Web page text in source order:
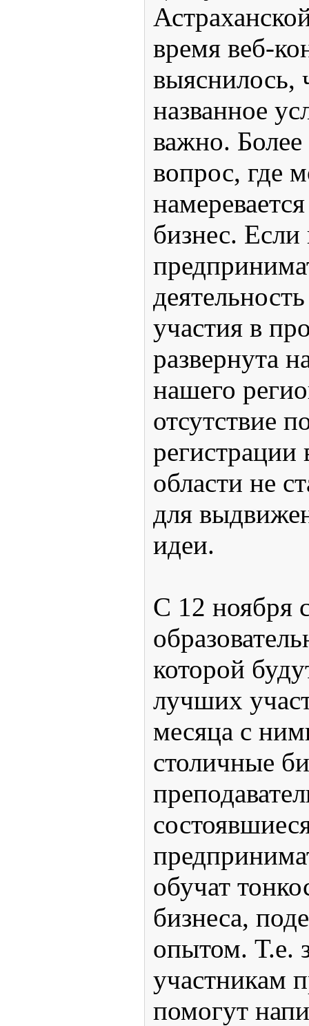
время веб-
выяснилось,
названное
важно.
вопрос, где
бизнес. Если
участия в
развернута
нашего
отсутствие
регистрации
области не
для
идеи.
С 12 ноября
которой
лучших
месяца с
столичные
обучат
бизнеса,
опытом. Т.е.
участникам
помогут